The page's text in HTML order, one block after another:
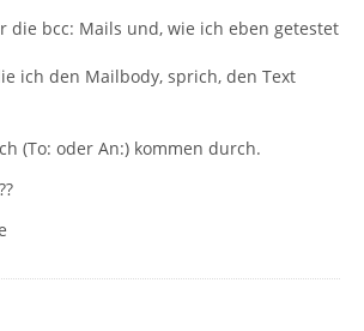
die bcc: Mails und, wie ich eben getestet
ich den Mailbody, sprich, den Text
(To: oder An:) kommen durch.